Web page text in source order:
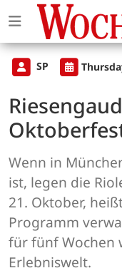
SP
Wenn in
ist, legen die
21. Oktober,
Programm
für fünf Wochen
Erlebniswelt.